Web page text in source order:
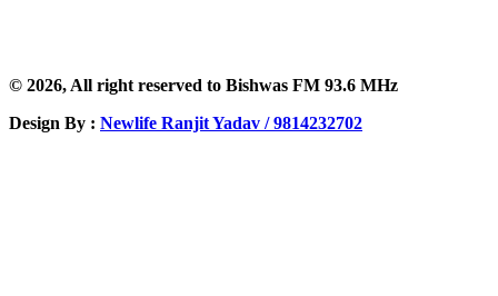
© 2026, All right reserved to Bishwas FM 93.6 MHz
Design By : Newlife Ranjit Yadav /9814232702